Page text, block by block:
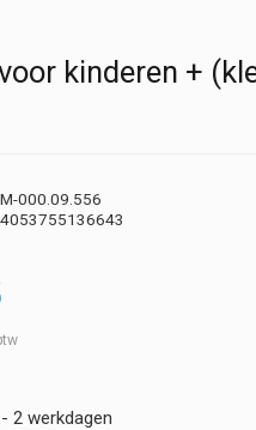
kinderen +
M-000.09.556
4053755136643
2 werkdagen